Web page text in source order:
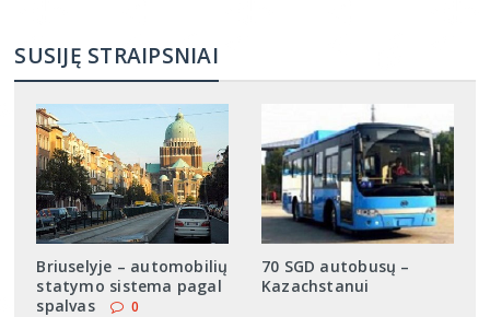
SUSIJĘ STRAIPSNIAI
Briuselyje – automobilių
statymo sistema pagal
spalvas
0
70 SGD autobusų –
Kazachstanui